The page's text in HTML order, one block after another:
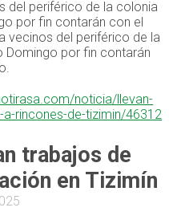
del periférico de la colonia
por fin contarán con el
vecinos del periférico de la
Domingo por fin contarán
noticia/llevan-
a-rincones-de-tizimin/46312
trabajos de
en Tizimín